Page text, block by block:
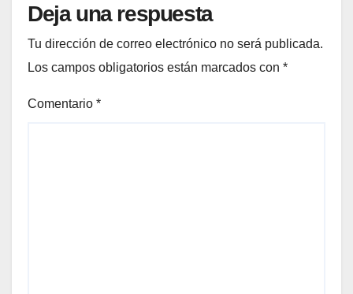
Deja una respuesta
Tu dirección de correo electrónico no será publicada.
Los campos obligatorios están marcados con *
Comentario *